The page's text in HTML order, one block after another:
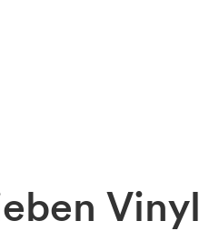
Vinyl